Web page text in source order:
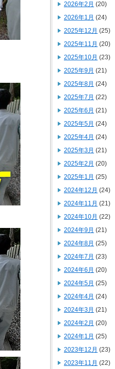
2026年2月 (20)
2026年1月 (24)
2025年12月 (25)
2025年11月 (20)
2025年10月 (23)
2025年9月 (21)
2025年8月 (24)
2025年7月 (22)
2025年6月 (21)
2025年5月 (24)
2025年4月 (24)
2025年3月 (21)
2025年2月 (20)
2025年1月 (25)
2024年12月 (24)
2024年11月 (21)
2024年10月 (22)
2024年9月 (21)
2024年8月 (25)
2024年7月 (23)
2024年6月 (20)
2024年5月 (25)
2024年4月 (24)
2024年3月 (21)
2024年2月 (20)
2024年1月 (25)
2023年12月 (23)
2023年11月 (22)